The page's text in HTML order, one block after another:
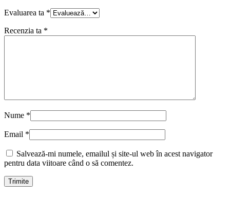
Evaluarea ta *
Recenzia ta *
Nume *
Email *
Salvează-mi numele, emailul și site-ul web în acest navigator
pentru data viitoare când o să comentez.